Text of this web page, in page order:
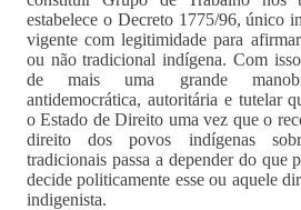
estabelece o Decreto 1775/96, único
vigente com legitimidade para
ou não tradicional indígena. Com
de mais uma grande
antidemocrática, autoritária e tutelar
o Estado de Direito uma vez que o
direito dos povos indígenas
tradicionais passa a depender do que
decide politicamente esse ou aquele
indigenista.